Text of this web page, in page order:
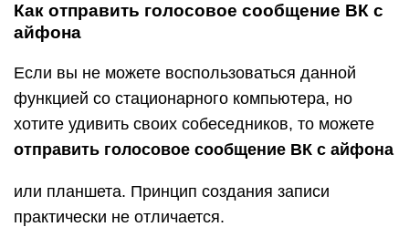
Как отправить голосовое сообщение ВК с
айфона
Если вы не можете воспользоваться данной
функцией со стационарного компьютера, но
хотите удивить своих собеседников, то можете
отправить голосовое сообщение ВК с айфона
или планшета. Принцип создания записи
практически не отличается.